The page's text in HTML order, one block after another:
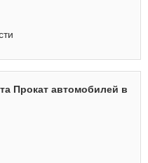
Прокат автомобилей в